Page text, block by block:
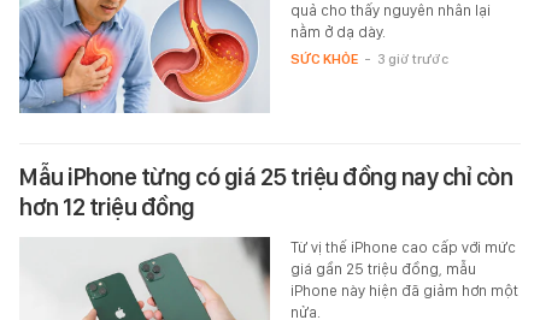
quả cho thấy nguyên nhân lại
nằm ở dạ dày.
SỨC KHỎE - 3 giờ trước
Mẫu iPhone từng có giá 25 triệu đồng nay chỉ còn
hơn 12 triệu đồng
Từ vị thế iPhone cao cấp với mức
giá gần 25 triệu đồng, mẫu
iPhone này hiện đã giảm hơn một
nửa.